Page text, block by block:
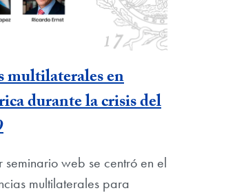
multilaterales en
durante la crisis del
seminario web se centró en el
multilaterales para